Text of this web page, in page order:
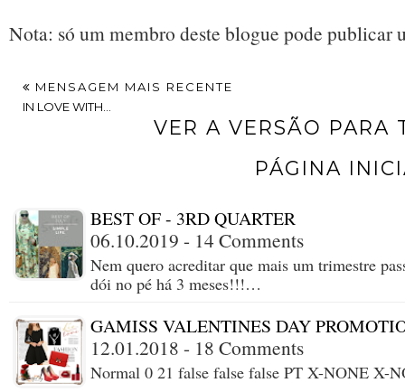
Nota: só um membro deste blogue pode publicar
MENSAGEM MAIS RECENTE
IN LOVE WITH...
VER A VERSÃO PARA
PÁGINA
BEST OF - 3RD QUARTER
06.10.2019 - 14 Comments
Nem quero acreditar que mais um trimestre
dói no pé há 3 meses!!!…
GAMISS VALENTINES DAY
12.01.2018 - 18 Comments
Normal 0 21 false false false PT X-NONE X-